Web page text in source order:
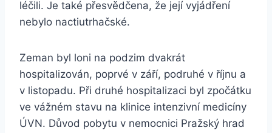
léčili. Je také přesvědčena, že její vyjádření
nebylo nactiutrhačské.
Zeman byl loni na podzim dvakrát
hospitalizován, poprvé v září, podruhé v říjnu a
v listopadu. Při druhé hospitalizaci byl zpočátku
ve vážném stavu na klinice intenzivní medicíny
ÚVN. Důvod pobytu v nemocnici Pražský hrad